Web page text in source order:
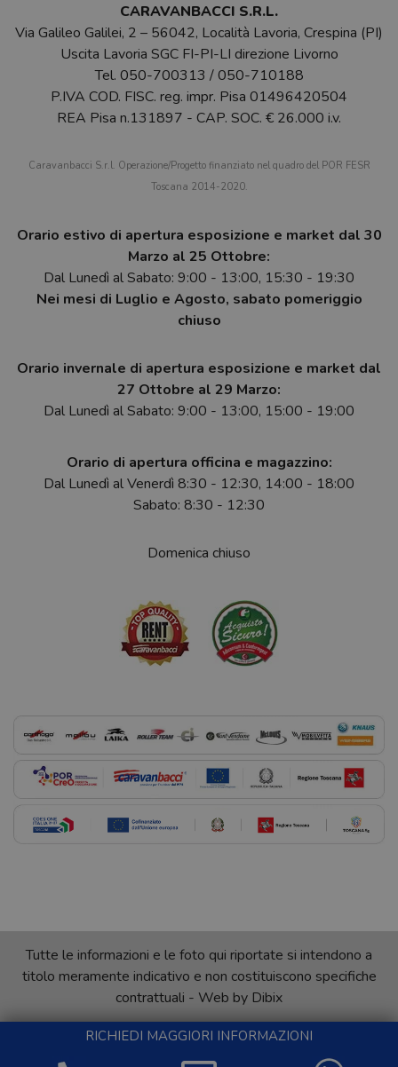
RICHIEDI MAGGIORI INFORMAZIONI
CARAVANBACCI S.R.L.
Via Galileo Galilei, 2 – 56042, Località Lavoria, Crespina (PI)
Uscita Lavoria SGC FI-PI-LI direzione Livorno
Tel. 050-700313 /050-710188
P.IVA COD. FISC. reg. impr. Pisa 01496420504
REA Pisa n.131897 - CAP. SOC. € 26.000 i.v.
Caravanbacci S.r.l. Operazione/Progetto finanziato nel quadro del POR FESR
Toscana 2014-2020.
Orario estivo di apertura esposizione e market dal 30
Marzo al 25 Ottobre:
Dal Lunedì al Sabato: 9:00 - 13:00, 15:30 - 19:30
Nei mesi di Luglio e Agosto, sabato pomeriggio
chiuso
Orario invernale di apertura esposizione e market dal
27 Ottobre al 29 Marzo:
Dal Lunedì al Sabato: 9:00 - 13:00, 15:00 - 19:00
Orario di apertura officina e magazzino:
Dal Lunedì al Venerdì 8:30 - 12:30, 14:00 - 18:00
Sabato: 8:30 - 12:30
Domenica chiuso
Tutte le informazioni e le foto qui riportate si intendono a
titolo meramente indicativo e non costituiscono specifiche
contrattuali - Web by Dibix